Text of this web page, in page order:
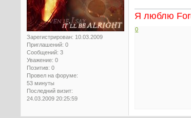
Зарегистрирован: 10.03.2009
Приглашений: 0
Сообщений: 3
Уважение: 0
Позитив: 0
Провел на форуме:
53 минуты
Последний визит:
24.03.2009 20:25:59
Я люблю
0